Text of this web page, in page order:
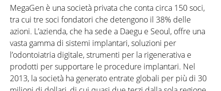
MegaGen è una società privata che conta circa 150 soci,
tra cui tre soci fondatori che detengono il 38% delle
azioni. L’azienda, che ha sede a Daegu e Seoul, offre una
vasta gamma di sistemi implantari, soluzioni per
l’odontoiatria digitale, strumenti per la rigenerativa e
prodotti per supportare le procedure implantari. Nel
2013, la società ha generato entrate globali per più di 30